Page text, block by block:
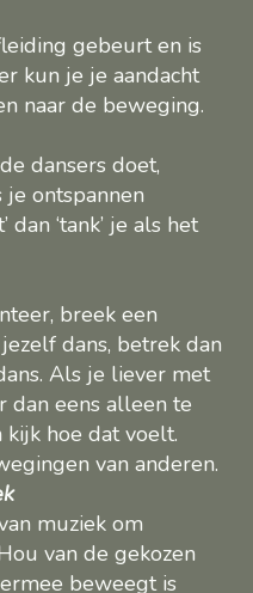
gebeurt en is
kun je je aandacht
naar de beweging.
dansers doet,
ontspannen
‘tank’ je als het
breek een
dans, betrek dan
Als je liever met
dan eens alleen te
kijk hoe dat voelt.
van anderen.
muziek om
van de gekozen
beweegt is